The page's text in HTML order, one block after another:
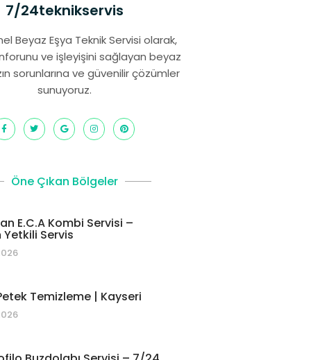
7/24teknikservis
Beyaz Eşya Teknik Servisi olarak,
ve işleyişini sağlayan beyaz
sorunlarına ve güvenilir çözümler
sunuyoruz.
Öne Çıkan Bölgeler
E.C.A Kombi Servisi –
Servis
Temizleme | Kayseri